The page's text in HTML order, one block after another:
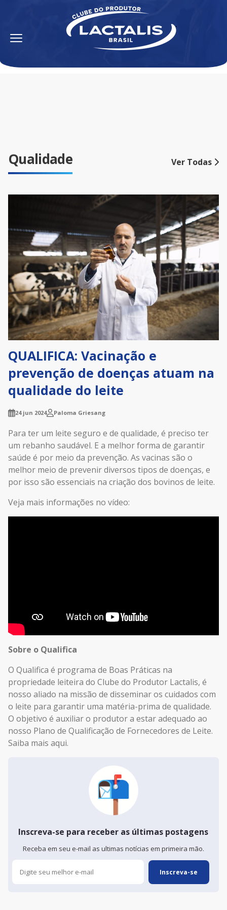
Qualidade Ver Todas
QUALIFICA: Vacinação e
prevenção de doenças atuam na
qualidade do leite
24 jun 2024 Paloma Griesang
Para ter um leite seguro e de qualidade, é preciso ter
um rebanho saudável. E a melhor forma de garantir
saúde é por meio da prevenção. As vacinas são o
melhor meio de prevenir diversos tipos de doenças, e
por isso são essenciais na criação dos bovinos de leite.
Veja mais informações no vídeo:
Sobre o Qualifica
O Qualifica é programa de Boas Práticas na
propriedade leiteira do Clube do Produtor Lactalis, é
nosso aliado na missão de disseminar os cuidados com
o leite para garantir uma matéria-prima de qualidade.
O objetivo é auxiliar o produtor a estar adequado ao
nosso Plano de Qualificação de Fornecedores de Leite.
Saiba mais aqui.
Inscreva-se para receber as últimas postagens
Receba em seu e-mail as ultimas notícias em primeira mão.